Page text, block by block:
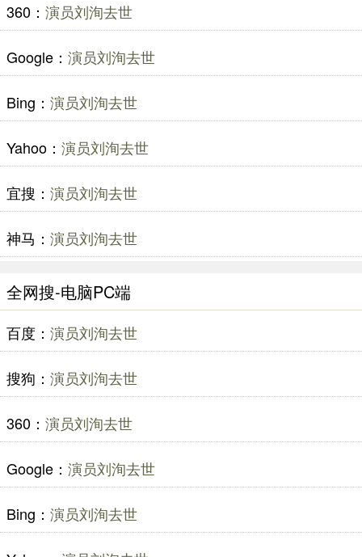
360： 演员刘洵去世
Google： 演员刘洵去世
Bing： 演员刘洵去世
Yahoo： 演员刘洵去世
宜搜： 演员刘洵去世
神马： 演员刘洵去世
全网搜-电脑PC端
百度： 演员刘洵去世
搜狗： 演员刘洵去世
360： 演员刘洵去世
Google： 演员刘洵去世
Bing： 演员刘洵去世